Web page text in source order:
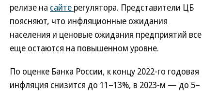
релизе на сайте регулятора. Представители ЦБ
поясняют, что инфляционные ожидания
населения и ценовые ожидания предприятий все
еще остаются на повышенном уровне.
По оценке Банка России, к концу 2022-го годовая
инфляция снизится до 11–13%, в 2023-м — до 5–